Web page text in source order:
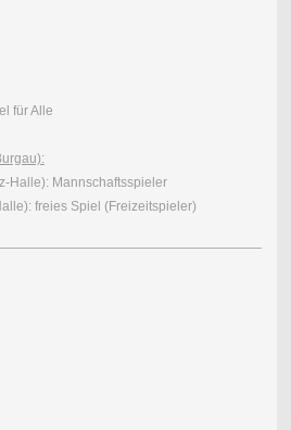
für Alle
Halle): Mannschaftsspieler
freies Spiel (Freizeitspieler)